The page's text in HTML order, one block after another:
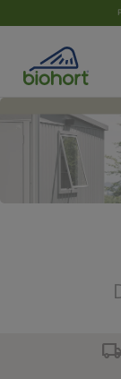
local_shipping